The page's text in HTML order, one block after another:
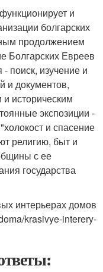
и
болгарских
продолжением
Болгарских Евреев
поиск, изучение и
и документов,
историческим
экспозиции -
и спасение
религию, быт и
с ее
государства
интерьерах домов
krasivye-interery-